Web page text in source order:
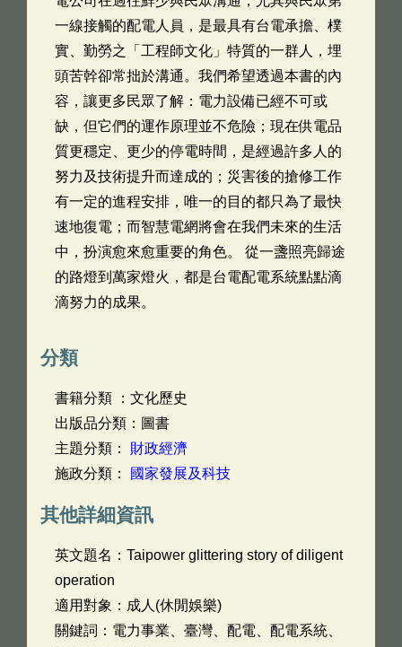
一線接觸的配電人員，是最具有台電承擔、樸
實、勤勞之「工程師文化」特質的一群人，埋
頭苦幹卻常拙於溝通。我們希望透過本書的內
容，讓更多民眾了解：電力設備已經不可或
缺，但它們的運作原理並不危險；現在供電品
質更穩定、更少的停電時間，是經過許多人的
努力及技術提升而達成的；災害後的搶修工作
有一定的進程安排，唯一的目的都只為了最快
速地復電；而智慧電網將會在我們未來的生活
中，扮演愈來愈重要的角色。 從一盞照亮歸途
的路燈到萬家燈火，都是台電配電系統點點滴
滴努力的成果。
分類
書籍分類 ：文化歷史
出版品分類：圖書
主題分類： 財政經濟
施政分類：
國家發展及科技
其他詳細資訊
英文題名： Taipower glittering story of diligent
operation
適用對象：成人(休閒娛樂)
關鍵詞：電力事業、臺灣、配電、配電系統、